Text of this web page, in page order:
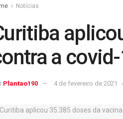
Notícias
a
Plantao190 4 de fevereiro de 2021